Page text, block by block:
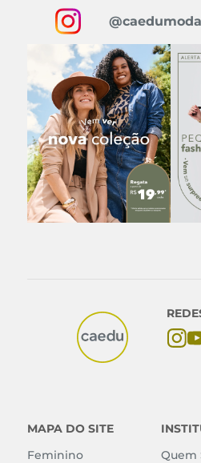
@caedumoda
MAPA DO SITE
Feminino
Quem